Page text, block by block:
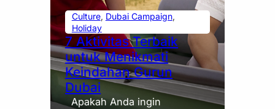
Culture, Dubai Campaign
Holiday
7 Aktivitas Terbaik
untuk Menikmati
Keindahan Gurun
Dubai
Apakah Anda ingin